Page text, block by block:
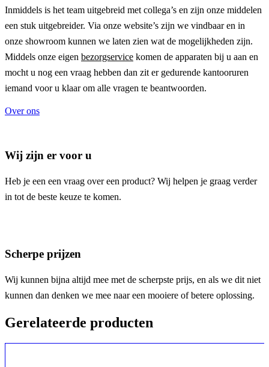
Inmiddels is het team uitgebreid met collega’s en zijn onze middelen
een stuk uitgebreider. Via onze website’s zijn we vindbaar en in
onze showroom kunnen we laten zien wat de mogelijkheden zijn.
Middels onze eigen bezorgservice komen de apparaten bij u aan en
mocht u nog een vraag hebben dan zit er gedurende kantooruren
iemand voor u klaar om alle vragen te beantwoorden.
Over ons
Wij zijn er voor u
Heb je een een vraag over een product? Wij helpen je graag verder
in tot de beste keuze te komen.
Scherpe prijzen
Wij kunnen bijna altijd mee met de scherpste prijs, en als we dit niet
kunnen dan denken we mee naar een mooiere of betere oplossing.
Gerelateerde producten